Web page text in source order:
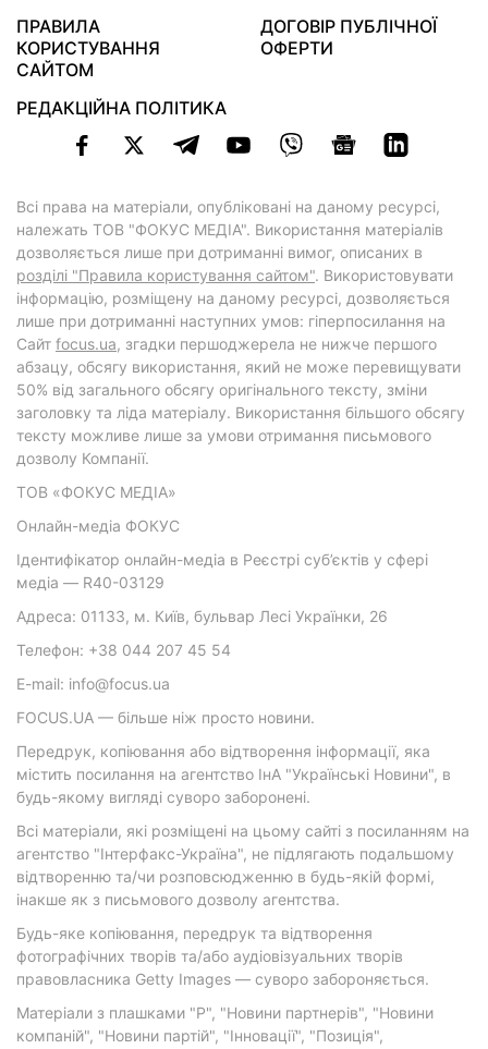
ПРАВИЛА
КОРИСТУВАННЯ
САЙТОМ
ДОГОВІР ПУБЛІЧНОЇ
ОФЕРТИ
РЕДАКЦІЙНА ПОЛІТИКА
Всі права на матеріали, опубліковані на даному ресурсі,
належать ТОВ "ФОКУС МЕДІА". Використання матеріалів
дозволяється лише при дотриманні вимог, описаних в
розділі "Правила користування сайтом". Використовувати
інформацію, розміщену на даному ресурсі, дозволяється
лише при дотриманні наступних умов: гіперпосилання на
Cайт focus.ua, згадки першоджерела не нижче першого
абзацу, обсягу використання, який не може перевищувати
50% від загального обсягу оригінального тексту, зміни
заголовку та ліда матеріалу. Використання більшого обсягу
тексту можливе лише за умови отримання письмового
дозволу Компанії.
ТОВ «ФОКУС МЕДІА»
Онлайн-медіа ФОКУС
Ідентифікатор онлайн-медіа в Реєстрі суб’єктів у сфері
медіа — R40-03129
Адреса: 01133, м. Київ, бульвар Лесі Українки, 26
Телефон: +38 044 207 45 54
E-mail: info@focus.ua
FOCUS.UA — більше ніж просто новини.
Передрук, копіювання або відтворення інформації, яка
містить посилання на агентство ІнА "Українські Новини", в
будь-якому вигляді суворо заборонені.
Всі матеріали, які розміщені на цьому сайті з посиланням на
агентство "Інтерфакс-Україна", не підлягають подальшому
відтворенню та/чи розповсюдженню в будь-якій формі,
інакше як з письмового дозволу агентства.
Будь-яке копіювання, передрук та відтворення
фотографічних творів та/або аудіовізуальних творів
правовласника Getty Images — суворо забороняється.
Матеріали з плашками "Р", "Новини партнерів", "Новини
компаній", "Новини партій", "Інновації", "Позиція",